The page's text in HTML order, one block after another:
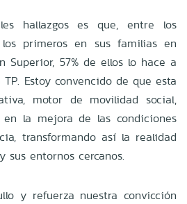
hallazgos es que, entre los
primeros en sus familias en
Superior, 57% de ellos lo hace a
Estoy convencido de que esta
motor de movilidad social,
la mejora de las condiciones
transformando así la realidad
sus entornos cercanos.
y refuerza nuestra convicción